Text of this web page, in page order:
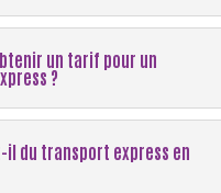
un tarif pour un
?
il du transport express en